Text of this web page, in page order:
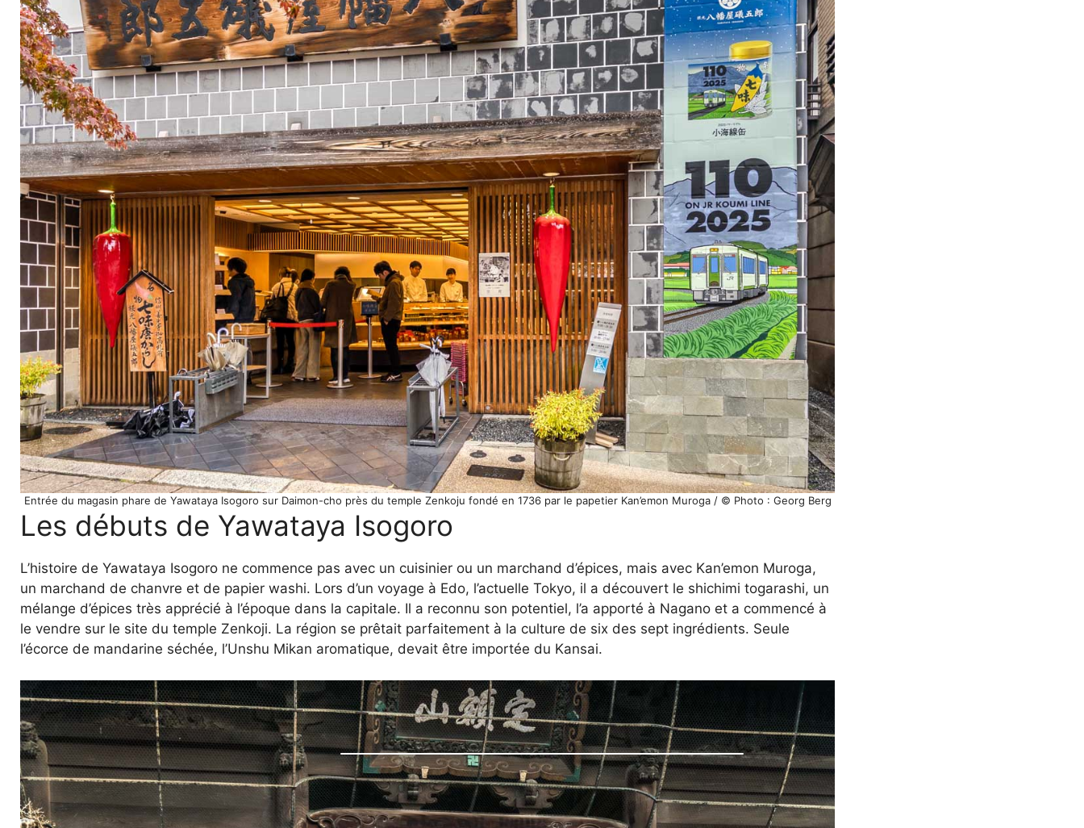
Entrée du magasin phare de Yawataya Isogoro sur Daimon-cho près du temple Zenkoju fondé en 1736 par le papetier Kan’emon Muroga / © Photo : Georg Berg
Les débuts de Yawataya Isogoro
L’histoire de Yawataya Isogoro ne commence pas avec un cuisinier ou un marchand d’épices, mais avec Kan’emon Muroga,
un marchand de chanvre et de papier washi. Lors d’un voyage à Edo, l’actuelle Tokyo, il a découvert le shichimi togarashi, un
mélange d’épices très apprécié à l’époque dans la capitale. Il a reconnu son potentiel, l’a apporté à Nagano et a commencé à
le vendre sur le site du temple Zenkoji. La région se prêtait parfaitement à la culture de six des sept ingrédients. Seule
l’écorce de mandarine séchée, l’Unshu Mikan aromatique, devait être importée du Kansai.